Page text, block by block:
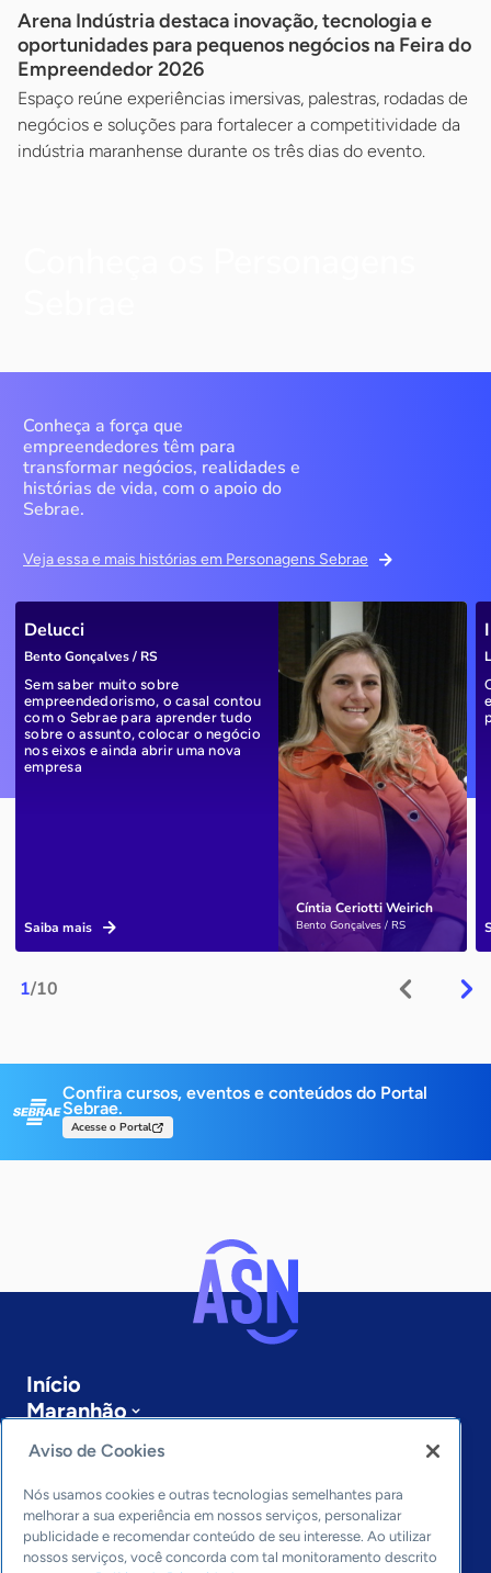
Arena Indústria destaca inovação, tecnologia e
oportunidades para pequenos negócios na Feira do
Empreendedor 2026
Espaço reúne experiências imersivas, palestras, rodadas de
negócios e soluções para fortalecer a competitividade da
indústria maranhense durante os três dias do evento.
Conheça a força que
empreendedores têm para
transformar negócios, realidades e
histórias de vida, com o apoio do
Sebrae.
Veja essa e mais histórias em Personagens Sebrae
1/10
Cíntia Ceriotti Weirich
Bento Gonçalves / RS
Delucci
Bento Gonçalves / RS
Sem saber muito sobre
empreendedorismo, o casal contou
com o Sebrae para aprender tudo
sobre o assunto, colocar o negócio
nos eixos e ainda abrir uma nova
empresa
Saiba mais
Confira cursos, eventos e conteúdos do Portal
Sebrae.
Acesse o Portal
Início
Maranhão
Sobre a ASN
Últimas notícias
Entre em contato
Editorias
Economia & Política
Aviso de Cookies
Nós usamos cookies e outras tecnologias semelhantes para
melhorar a sua experiência em nossos serviços, personalizar
publicidade e recomendar conteúdo de seu interesse. Ao utilizar
nossos serviços, você concorda com tal monitoramento descrito